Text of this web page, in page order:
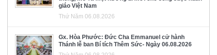
giáo Việt Nam
Thứ Năm 06.08.2026
Gx. Hòa Phước: Đức Cha Emmanuel cử hành
Thánh lễ ban Bí tích Thêm Sức- Ngày 06.08.2026